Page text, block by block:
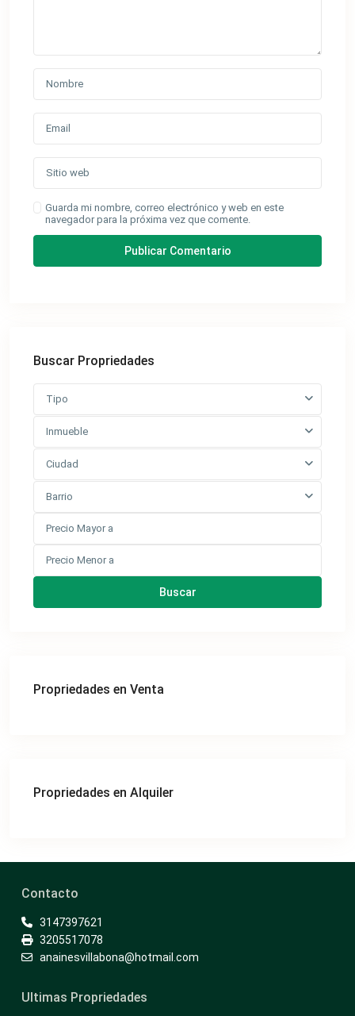
Guarda mi nombre, correo electrónico y web en este
navegador para la próxima vez que comente.
Buscar Propriedades
Tipo
Inmueble
Ciudad
Barrio
Buscar
Propriedades en Venta
Propriedades en Alquiler
Contacto
3147397621
3205517078
anainesvillabona@hotmail.com
Ultimas Propriedades